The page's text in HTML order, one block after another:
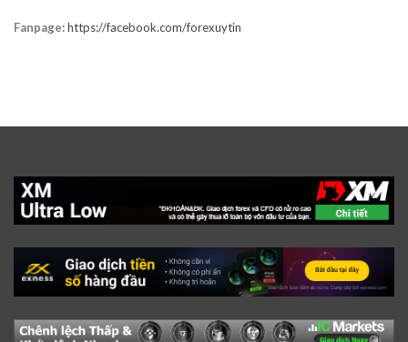
Fanpage:https://facebook.com/forexuytin